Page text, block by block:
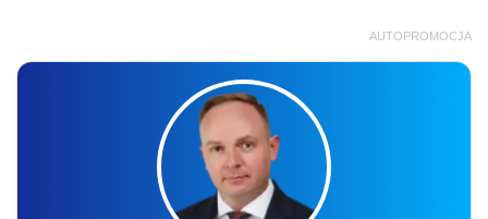
AUTOPROMOCJA